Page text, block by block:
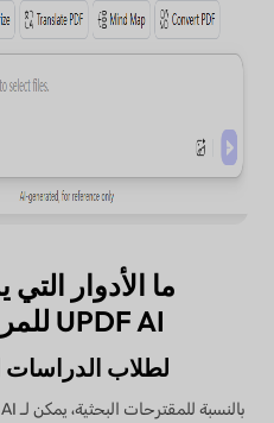
ما الأدوار
UPDF AI للمراجعة الأدبية؟
لطلاب الدراسات